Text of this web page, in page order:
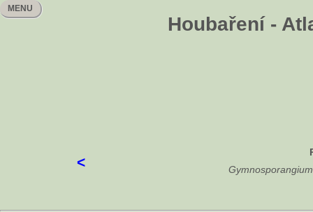
Houbaření -
MENU
<